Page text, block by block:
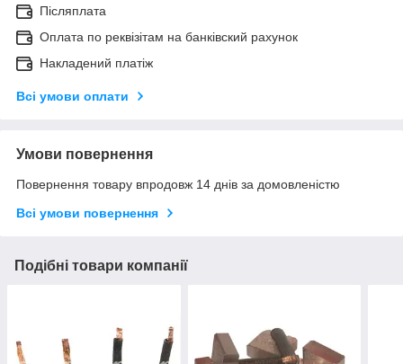
Післяплата
Оплата по реквізітам на банківский рахунок
Накладений платіж
Всі умови оплати
Умови повернення
Повернення товару впродовж 14 днів за домовленістю
Всі умови повернення
Подібні товари компанії